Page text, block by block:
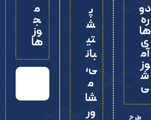
دو
ره‌
ها
ی
آم
وز
ش
ی
طرح
پ
ش
تی
بان
ی،
م
شا
ور
م
ج
وز
ها